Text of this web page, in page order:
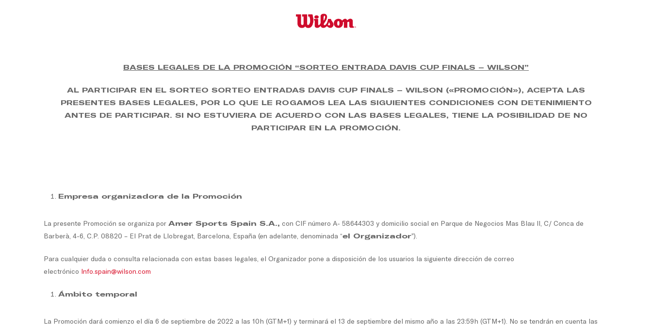
BASES LEGALES DE LA PROMOCIÓN “SORTEO ENTRADA DAVIS CUP FINALS – WILSON”
AL PARTICIPAR EN EL SORTEO SORTEO ENTRADAS DAVIS CUP FINALS – WILSON («PROMOCIÓN»), ACEPTA LAS
PRESENTES BASES LEGALES, POR LO QUE LE ROGAMOS LEA LAS SIGUIENTES CONDICIONES CON DETENIMIENTO
ANTES DE PARTICIPAR. SI NO ESTUVIERA DE ACUERDO CON LAS BASES LEGALES, TIENE LA POSIBILIDAD DE NO
PARTICIPAR EN LA PROMOCIÓN.
Empresa organizadora de la Promoción
La presente Promoción se organiza porAmer Sports Spain S.A., con CIF número A- 58644303 y domicilio social en Parque de Negocios Mas Blau II, C/ Conca de
Barberà, 4-6, C.P. 08820 – El Prat de Llobregat, Barcelona, España (en adelante, denominada “el Organizador”).
Para cualquier duda o consulta relacionada con estas bases legales, el Organizador pone a disposición de los usuarios la siguiente dirección de correo
electrónico Info.spain@wilson.com
Ámbito temporal
La Promoción dará comienzo el día 6 de septiembre de 2022 a las 10h (GTM+1) y terminará el 13 de septiembre del mismo año a las 23:59h (GTM+1). No se tendrán en cuenta las